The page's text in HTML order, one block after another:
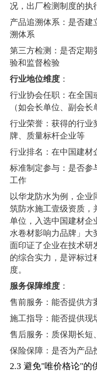
况，出厂检测制度的执
产品追溯体系：是否建
溯体系
第三方检测：是否定期
验和监督检验
行业地位维度 ：
行业协会任职：在全国
（如会长单位、副会
行业荣誉：获得的行业
牌、质量标杆企业等
行业排名：在中国建材
标准制定参与：是否参
工作
以华龙防水为例，企业
筑防水施工壹级资质，
单位，入选中国建材企
水卷材影响力品牌」大
面印证了企业在技术研
的综合实力，是评标过
度。
服务保障维度 ：
售前服务：能否提供方
施工指导：能否提供现
售后服务：质保期长短
保险保障：是否为产品
2.3 避免"唯价格论"的